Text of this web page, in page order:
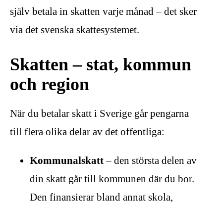
själv betala in skatten varje månad – det sker
via det svenska skattesystemet.
Skatten – stat, kommun
och region
När du betalar skatt i Sverige går pengarna
till flera olika delar av det offentliga:
Kommunalskatt– den största delen av
din skatt går till kommunen där du bor.
Den finansierar bland annat skola,